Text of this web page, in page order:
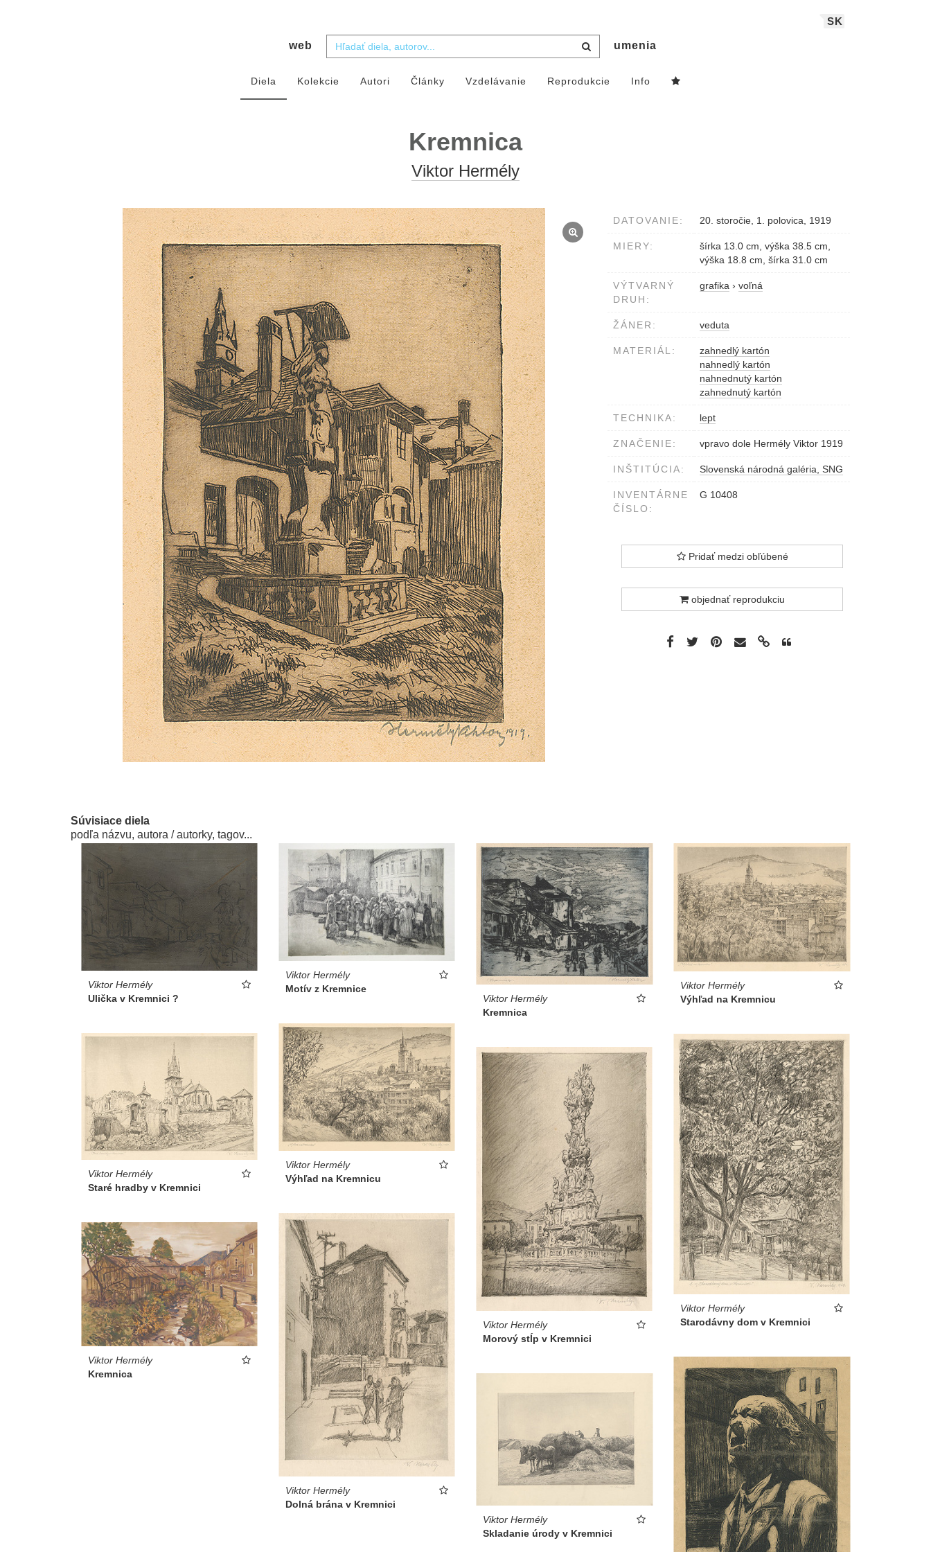
SK
web umenia
Diela Kolekcie Autori Články Vzdelávanie Reprodukcie Info
Kremnica
Viktor Hermély
DATOVANIE: 20. storočie, 1. polovica, 1919
MIERY:
šírka 13.0 cm, výška 38.5 cm,
výška 18.8 cm, šírka 31.0 cm
VÝTVARNÝ
DRUH:
grafika › voľná
ŽÁNER: veduta
MATERIÁL:
zahnedlý kartón
nahnedlý kartón
nahnednutý kartón
zahnednutý kartón
TECHNIKA: lept
ZNAČENIE: vpravo dole Hermély Viktor 1919
INŠTITÚCIA: Slovenská národná galéria, SNG
INVENTÁRNE
ČÍSLO:
G 10408
Pridať medzi obľúbené
objednať reprodukciu
Súvisiace diela
podľa názvu, autora / autorky, tagov...
Viktor Hermély
Ulička v Kremnici ?
Viktor Hermély
Motív z Kremnice
Viktor Hermély
Kremnica
Viktor Hermély
Výhľad na Kremnicu
Viktor Hermély
Výhľad na Kremnicu
Viktor Hermély
Staré hradby v Kremnici
Viktor Hermély
Starodávny dom v Kremnici
Viktor Hermély
Morový stĺp v Kremnici
Viktor Hermély
Dolná brána v Kremnici
Viktor Hermély
Kremnica
Viktor Hermély
Skladanie úrody v Kremnici